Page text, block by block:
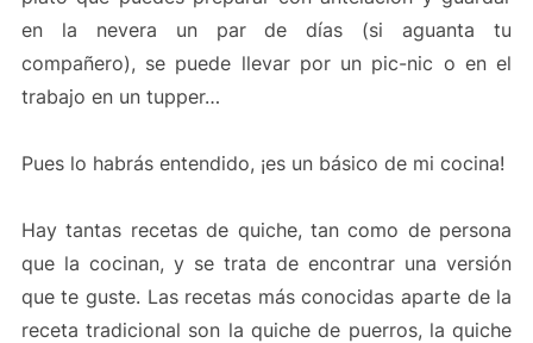
en la nevera un par de días (si aguanta tu
compañero), se puede llevar por un pic-nic o en el
trabajo en un tupper…
Pues lo habrás entendido, ¡es un básico de mi cocina!
Hay tantas recetas de quiche, tan como de persona
que la cocinan, y se trata de encontrar una versión
que te guste. Las recetas más conocidas aparte de la
receta tradicional son la quiche de puerros, la quiche